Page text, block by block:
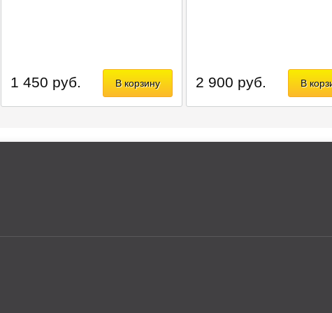
В корзину
1 450 руб. В
2 900 руб.